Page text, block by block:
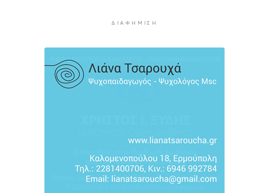
ΔΙΑΦΉΜΙΣΗ